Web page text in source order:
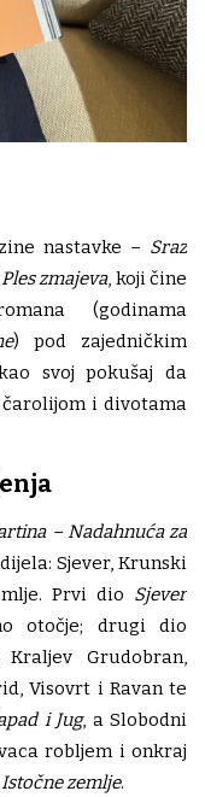
nastavke – Sraz
Ples zmajeva, koji čine
(godinama
) pod zajedničkim
svoj pokušaj da
čarolijom i divotama
– Nadahnuća za
Sjever, Krunski
Prvi dio Sjever
otočje; drugi dio
Grudobran,
Visovrt i Ravan te
i Jug, a Slobodni
robljem i onkraj
Istočne zemlje.